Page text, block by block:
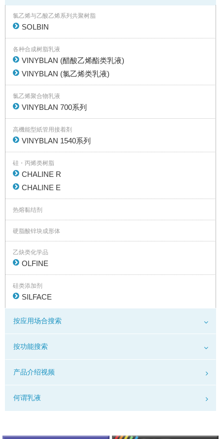
氯乙烯与乙酸乙烯系列共聚树脂
SOLBIN
各种合成树脂乳液
VINYBLAN (醋酸乙烯酯类乳液)
VINYBLAN (氯乙烯类乳液)
氯乙烯聚合物乳液
VINYBLAN 700系列
高機能型紙管用接着剤
VINYBLAN 1540系列
硅・丙烯类树脂
CHALINE R
CHALINE E
热熔黏结剂
硬脂酸锌块成形体
乙炔类化学品
OLFINE
硅类添加剂
SILFACE
按应用场合搜索
按功能搜索
产品介绍视频
何谓乳液